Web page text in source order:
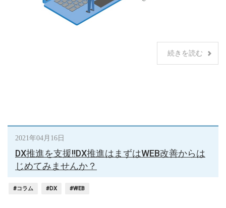
続きを読む
2021年04月16日
DX推進を支援!!DX推進はまずはWEB改善からは
じめてみませんか？
#コラム #DX #WEB